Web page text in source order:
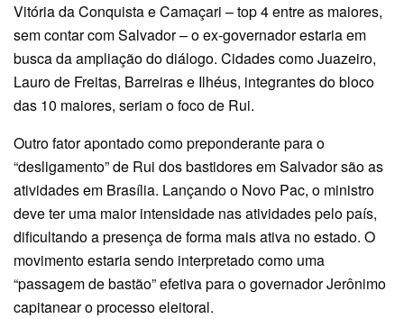
Vitória da Conquista e Camaçari – top 4 entre as maiores,
sem contar com Salvador – o ex-governador estaria em
busca da ampliação do diálogo. Cidades como Juazeiro,
Lauro de Freitas, Barreiras e Ilhéus, integrantes do bloco
das 10 maiores, seriam o foco de Rui.
Outro fator apontado como preponderante para o
“desligamento” de Rui dos bastidores em Salvador são as
atividades em Brasília. Lançando o Novo Pac, o ministro
deve ter uma maior intensidade nas atividades pelo país,
dificultando a presença de forma mais ativa no estado. O
movimento estaria sendo interpretado como uma
“passagem de bastão” efetiva para o governador Jerônimo
capitanear o processo eleitoral.